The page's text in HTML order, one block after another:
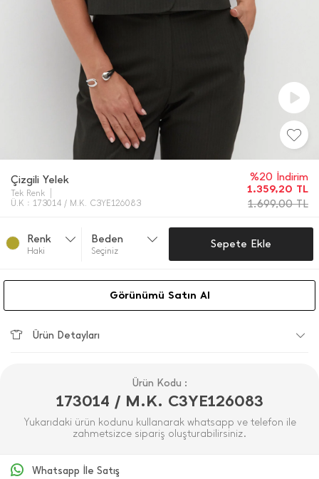
Çizgili Yelek
Tek Renk
Ü.K : 173014 / M.K. C3YE126083
%20 İndirim
1.359,20 TL
1.699,00TL
Renk
Haki̇
Beden
Seçiniz
Sepete Ekle
Görünümü Satın Al
Ürün Detayları
Ürün Kodu :
173014 / M.K. C3YE126083
Yukarıdaki ürün kodunu kullanarak whatsapp ve telefon ile
zahmetsizce sipariş oluşturabilirsiniz.
Whatsapp İle Satış